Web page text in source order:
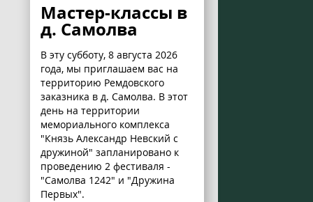
Мастер-классы в
д. Самолва
В эту субботу, 8 августа 2026
года, мы приглашаем вас на
территорию Ремдовского
заказника в д. Самолва. В этот
день на территории
мемориального комплекса
"Князь Александр Невский с
дружиной" запланировано к
проведению 2 фестиваля -
"Самолва 1242" и "Дружина
Первых".